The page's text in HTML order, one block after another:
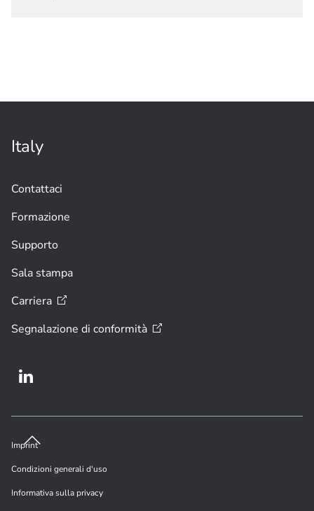
Italy
Contattaci
Formazione
Supporto
Sala stampa
Carriera
Segnalazione di conformità
Imprint
Condizioni generali d'uso
Informativa sulla privacy